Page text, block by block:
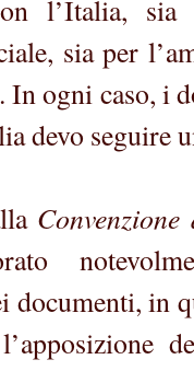
l’Italia,
sia per
ogni caso, i
devo seguire
documenti, in